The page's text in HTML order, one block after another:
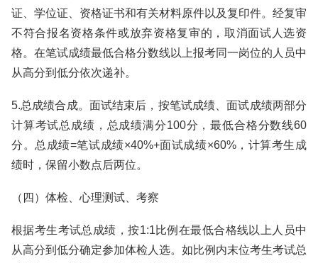
证、学位证、资格证书和有关材料原件以及复印件。经复审
不符合报名资格条件或放弃资格复审的，取消面试人选资
格。在笔试成绩最低合格分数线以上报考同一岗位的人员中
从高分到低分依次递补。
5.总成绩合成。面试结束后，按笔试成绩、面试成绩两部分
计算考试总成绩，总成绩满分100分，最低合格分数线60
分。总成绩=笔试成绩×40%+面试成绩×60%，计算考生成
绩时，保留小数点后两位。
（四）体检、心理测试、考察
根据考生考试总成绩，按1:1比例在最低合格线以上人员中
从高分到低分确定参加体检人选。如比例内末位考生考试总